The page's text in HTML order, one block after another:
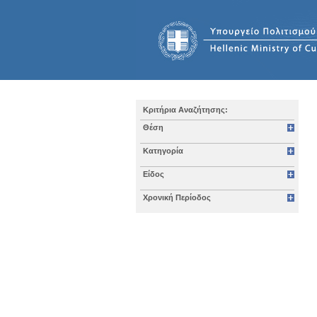
Κριτήρια Αναζήτησης:
Θέση
Κατηγορία
Είδος
Χρονική Περίοδος